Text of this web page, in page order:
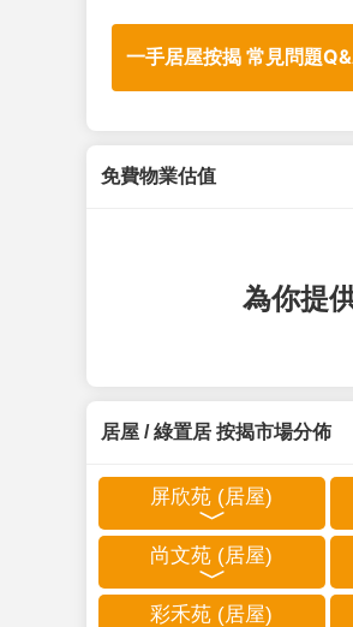
一手居屋按揭 常見問題
免費物業估值
為你提
居屋 / 綠置居 按揭市場分佈
屏欣苑 (居屋)
尚文苑 (居屋)
彩禾苑 (居屋)